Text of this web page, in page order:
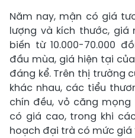
Năm nay, mận có giá
lượng và kích thước,
biến từ 10.000-70.000
đầu mùa, giá hiện tại
đáng kể. Trên thị trường
khác nhau, các tiểu
chín đều, vỏ căng
có giá cao, trong khi
hoạch đại trà có mức giá